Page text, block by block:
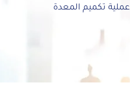
عملية تكميم المعدة